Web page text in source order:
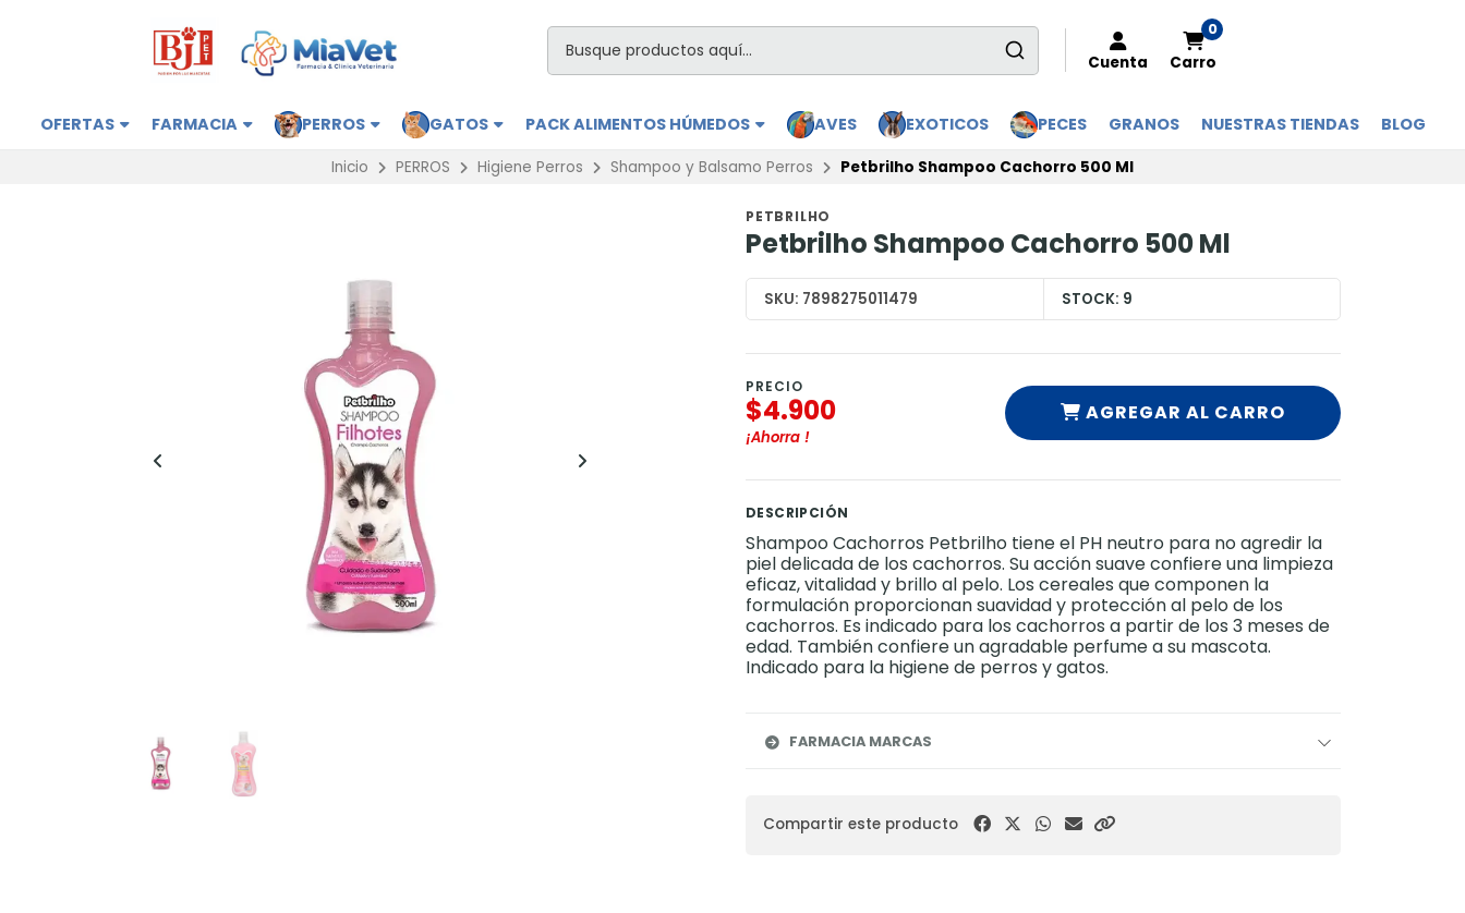
Cuenta
0
Carro
OFERTAS FARMACIA PERROS GATOS PACK ALIMENTOS HÚMEDOS AVES EXOTICOS PECES GRANOS NUESTRAS TIENDAS BLOG
Inicio PERROS Higiene Perros Shampoo y Balsamo Perros Petbrilho Shampoo Cachorro 500 Ml
PETBRILHO
Petbrilho Shampoo Cachorro 500 Ml
SKU: 7898275011479 STOCK: 9
PRECIO
$4.900
¡Ahorra !
AGREGAR AL CARRO
DESCRIPCIÓN
Shampoo Cachorros Petbrilho tiene el PH neutro para no agredir la
piel delicada de los cachorros. Su acción suave confiere una limpieza
eficaz, vitalidad y brillo al pelo. Los cereales que componen la
formulación proporcionan suavidad y protección al pelo de los
cachorros. Es indicado para los cachorros a partir de los 3 meses de
edad. También confiere un agradable perfume a su mascota.
Indicado para la higiene de perros y gatos.
FARMACIA MARCAS
Compartir este producto